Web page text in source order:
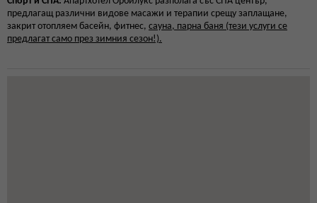
предлагащ различни видове масажи и терапии срещу заплащане,
закрит отопляем басейн, фитнес, сауна, парна баня (тези услуги се
предлагат само през зимния сезон!).